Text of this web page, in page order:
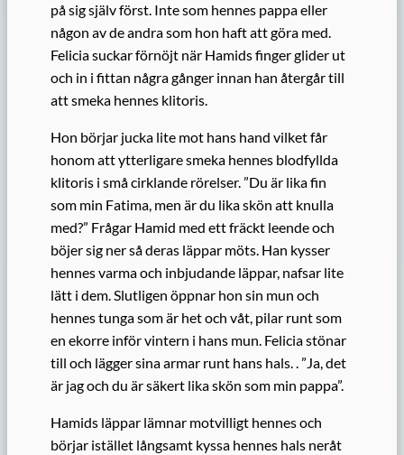
på sig själv först. Inte som hennes pappa eller
någon av de andra som hon haft att göra med.
Felicia suckar förnöjt när Hamids finger glider ut
och in i fittan några gånger innan han återgår till
att smeka hennes klitoris.
Hon börjar jucka lite mot hans hand vilket får
honom att ytterligare smeka hennes blodfyllda
klitoris i små cirklande rörelser. ”Du är lika fin
som min Fatima, men är du lika skön att knulla
med?” Frågar Hamid med ett fräckt leende och
böjer sig ner så deras läppar möts. Han kysser
hennes varma och inbjudande läppar, nafsar lite
lätt i dem. Slutligen öppnar hon sin mun och
hennes tunga som är het och våt, pilar runt som
en ekorre inför vintern i hans mun. Felicia stönar
till och lägger sina armar runt hans hals. . ”Ja, det
är jag och du är säkert lika skön som min pappa”.
Hamids läppar lämnar motvilligt hennes och
börjar istället långsamt kyssa hennes hals neråt